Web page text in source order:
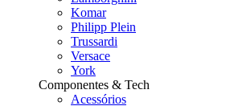
Komar
Philipp Plein
Trussardi
Versace
York
Componentes & Tech
Acessórios